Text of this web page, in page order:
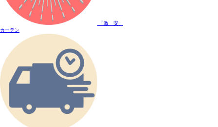
「激 安」
カーテン